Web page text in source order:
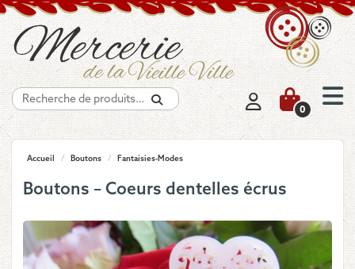
Recherche
0
Accueil / Boutons / Fantaisies-Modes
Boutons – Coeurs dentelles écrus